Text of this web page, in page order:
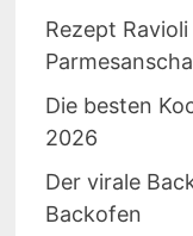
Rezept
Die besten
2026
Der virale
Backofen